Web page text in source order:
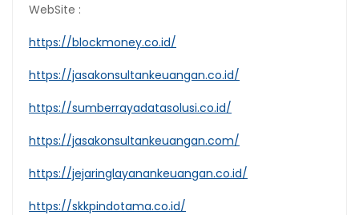
WebSite :
https://blockmoney.co.id/
https://jasakonsultankeuangan.co.id/
https://sumberrayadatasolusi.co.id/
https://jasakonsultankeuangan.com/
https://jejaringlayanankeuangan.co.id/
https://skkpindotama.co.id/